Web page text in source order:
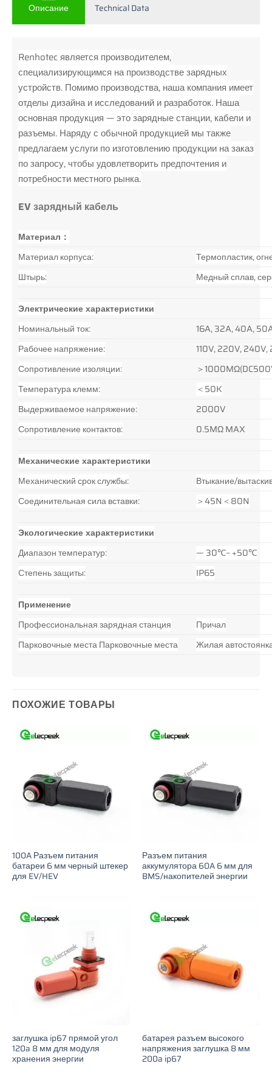
Описание Technical Data
Renhotec является производителем,
специализирующимся на производстве зарядных
устройств. Помимо производства, наша компания имеет
отделы дизайна и исследований и разработок. Наша
основная продукция — это зарядные станции, кабели и
разъемы. Наряду с обычной продукцией мы также
предлагаем услуги по изготовлению продукции на заказ
по запросу, чтобы удовлетворить предпочтения и
потребности местного рынка.
EV зарядный кабель
Материал：
Материал корпуса:
Термопластик,
Штырь:
Медный сплав,
Электрические характеристики
Номинальный ток:
16A, 32A, 40A,
Рабочее напряжение:
110V, 220V,
Сопротивление изоляции:
＞
Температура клемм:
＜50K
Выдерживаемое напряжение:
2000V
Сопротивление контактов:
0.5MΩ MAX
Механические характеристики
Механический срок службы:
Втыкание/
Соединительная сила вставки:
＞45N＜80N
Экологические характеристики
Диапазон температур:
— 30℃~ +50℃
Степень защиты:
IP65
Применение
Профессиональная зарядная станция
Причал
Парковочные места Парковочные места
Жилая
ПОХОЖИЕ ТОВАРЫ
100A Разъем питания
батареи 6 мм черный штекер
для EV/HEV
Разъем питания
аккумулятора 60A 6 мм для
BMS/накопителей энергии
заглушка ip67 прямой угол
120a 8 мм для модуля
хранения энергии
батарея разъем высокого
напряжения заглушка 8 мм
200a ip67